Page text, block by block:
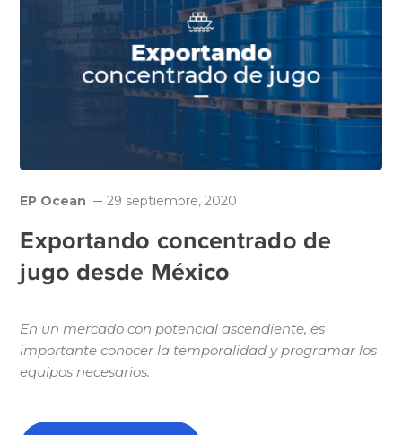
EP Ocean 29 septiembre, 2020
Exportando concentrado de
jugo desde México
En un mercado con potencial ascendiente, es
importante conocer la temporalidad y programar los
equipos necesarios.